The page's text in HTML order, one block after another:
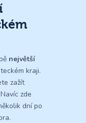
největší
kraji.
zažít
zde
dní po